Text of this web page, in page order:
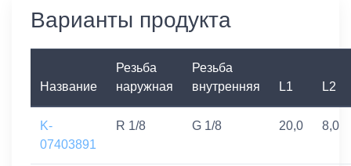
Варианты продукта
Название
Резьба
наружная
Резьба
внутренняя
L1 L2
K-
07403891
R 1/8 G 1/8 20,0 8,0